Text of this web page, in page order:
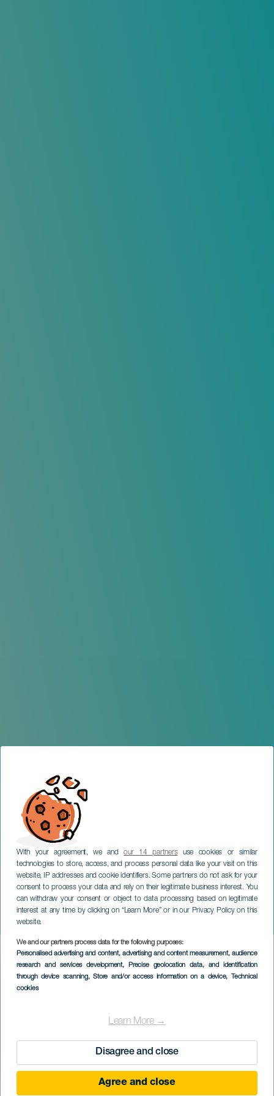
With your agreement, we andour 14 partnersuse cookies or similar
technologies to store, access, and process personal data like your visit on this
website, IP addresses and cookie identifiers. Some partners do not ask for your
consent to process your data and rely on their legitimate business interest. You
can withdraw your consent or object to data processing based on legitimate
interest at any time by clicking on “Learn More” or in our Privacy Policy on this
website.
We and our partners process data for the following purposes:
Personalised advertising and content, advertising and content measurement, audience
research and services development, Precise geolocation data, and identification
through device scanning, Store and/or access information on a device, Technical
cookies
Learn More →
Disagree and close
Agree and close
Időszaki kiállítás: A Föld
hangja
LANZAROTE
Imagen
Listado